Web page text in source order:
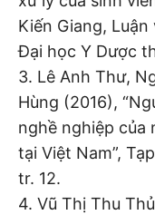
Kiến Giang,
Đại học Y Dược
3. Lê Anh Thư,
Hùng (2016),
nghề nghiệp của
tại Việt Nam”,
tr. 12.
4. Vũ Thị Thu